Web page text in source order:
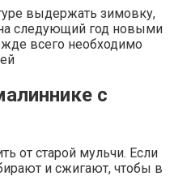
выдержать зимовку,
следующий год новыми
всего необходимо
с
от старой мульчи. Если
и сжигают, чтобы в